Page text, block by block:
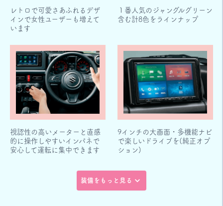
レトロで可愛さあふれるデザ
インで女性ユーザーも増えて
います
１番人気のジャングルグリーン
含む計8色をラインナップ
視認性の高いメーターと直感
的に操作しやすいインパネで
安心して運転に集中できます
9インチの大画面・多機能ナビ
で楽しいドライブを(純正オプ
ション)
装備をもっと見る